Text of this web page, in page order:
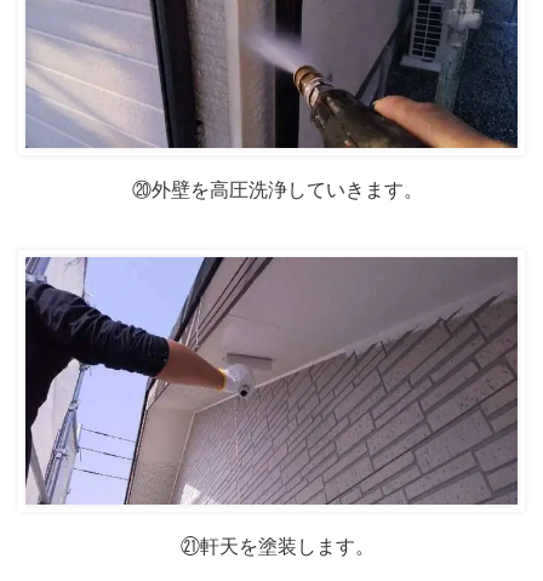
⑳外壁を高圧洗浄していきます。
㉑軒天を塗装します。